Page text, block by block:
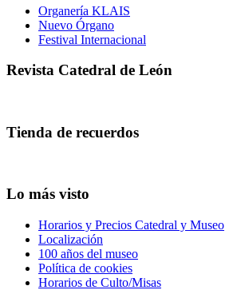
Organería KLAIS
Nuevo Órgano
Festival Internacional
Revista Catedral de León
Tienda de recuerdos
Lo más visto
Horarios y Precios Catedral y Museo
Localización
100 años del museo
Política de cookies
Horarios de Culto/Misas